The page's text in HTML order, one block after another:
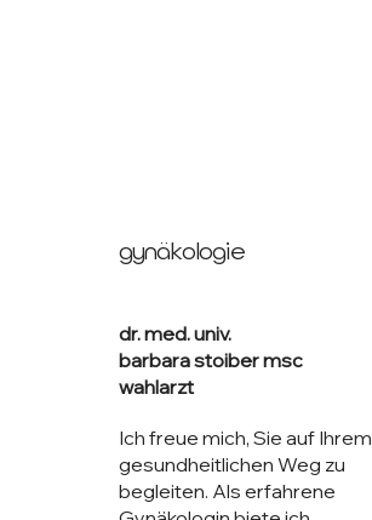
gynäkologie
dr. med. univ.
barbara stoiber msc
wahlarzt
Ich freue mich, Sie auf Ihrem
gesundheitlichen Weg zu
begleiten. Als erfahrene